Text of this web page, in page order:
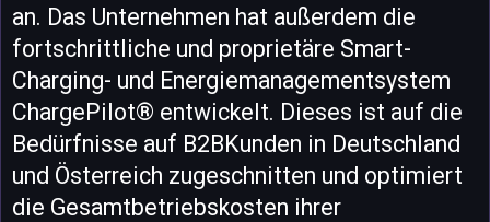
an. Das Unternehmen hat außerdem die
fortschrittliche und proprietäre Smart-
Charging- und Energiemanagementsystem
ChargePilot® entwickelt. Dieses ist auf die
Bedürfnisse auf B2BKunden in Deutschland
und Österreich zugeschnitten und optimiert
die Gesamtbetriebskosten ihrer